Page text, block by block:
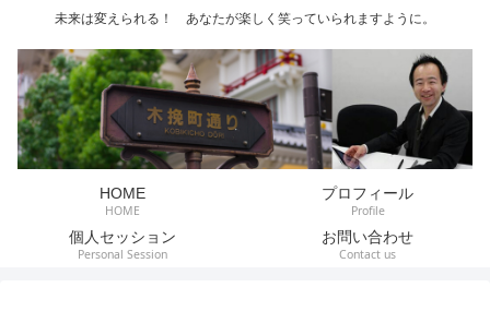
未来は変えられる！ あなたが楽しく笑っていられますように。
HOME
HOME
プロフィール
Profile
個人セッション
Personal Session
お問い合わせ
Contact us